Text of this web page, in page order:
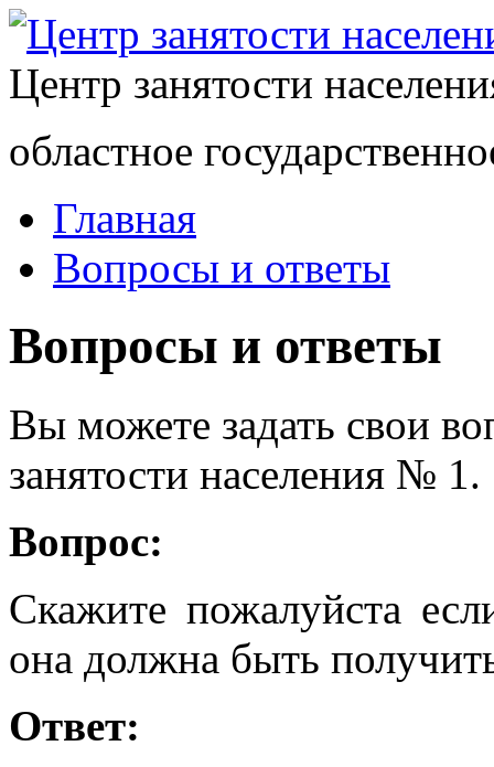
Центр занятости
областное
Главная
Вопросы и ответы
Вопросы и ответы
Вы можете задать свои
занятости населения № 1.
Вопрос:
Скажите пожалуйста
она должна быть
Ответ: